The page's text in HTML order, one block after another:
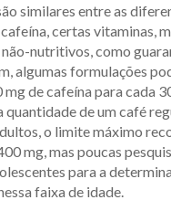
similares entre as
cafeína, certas vitaminas,
nutritivos, como
algumas formulações
mg de cafeína para cada
quantidade de um café
o limite máximo
mg, mas poucas
para a
faixa de idade.